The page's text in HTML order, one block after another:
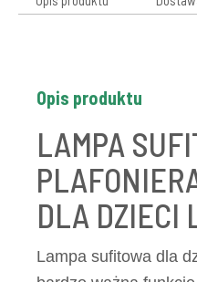
Opis produktu
LAMPA
DLA DZIECI
Lampa sufitowa dla